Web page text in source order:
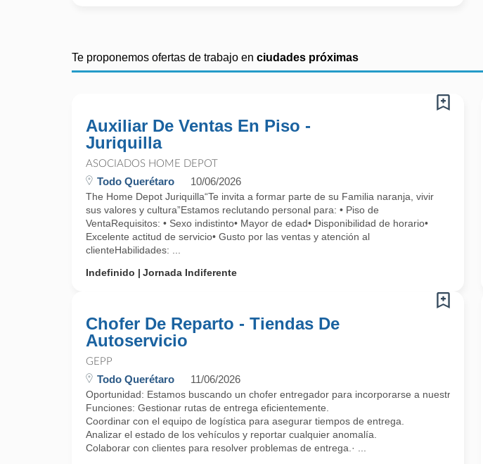
Te proponemos ofertas de trabajo en ciudades próximas
Auxiliar De Ventas En Piso -
Juriquilla
ASOCIADOS HOME DEPOT
Todo Querétaro 10/06/2026
The Home Depot Juriquilla“Te invita a formar parte de su Familia naranja, vivir
sus valores y cultura”Estamos reclutando personal para: • Piso de
VentaRequisitos: • Sexo indistinto• Mayor de edad• Disponibilidad de horario•
Excelente actitud de servicio• Gusto por las ventas y atención al
clienteHabilidades: ...
Indefinido
Jornada Indiferente
Chofer De Reparto - Tiendas De
Autoservicio
GEPP
Todo Querétaro 11/06/2026
Oportunidad: Estamos buscando un chofer entregador para incorporarse a nuestro
Funciones: Gestionar rutas de entrega eficientemente.
Coordinar con el equipo de logística para asegurar tiempos de entrega.
Analizar el estado de los vehículos y reportar cualquier anomalía.
Colaborar con clientes para resolver problemas de entrega.· ...